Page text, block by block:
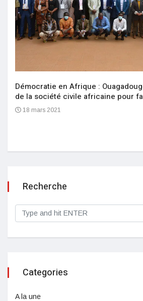
Démocratie en Afrique :
de la société civile africaine pour
18 mars 2021
Recherche
Categories
A la une